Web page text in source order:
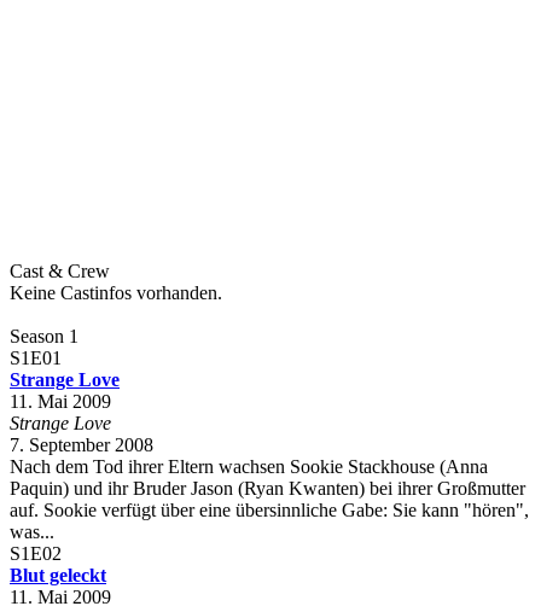
Cast & Crew
Keine Castinfos vorhanden.
Season 1
S1E01
Strange Love
11. Mai 2009
Strange Love
7. September 2008
Nach dem Tod ihrer Eltern wachsen Sookie Stackhouse (Anna
Paquin) und ihr Bruder Jason (Ryan Kwanten) bei ihrer Großmutter
auf. Sookie verfügt über eine übersinnliche Gabe: Sie kann "hören",
was...
S1E02
Blut geleckt
11. Mai 2009